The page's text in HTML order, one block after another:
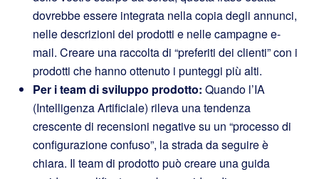
dovrebbe essere integrata nella copia degli annunci,
nelle descrizioni dei prodotti e nelle campagne e-
mail. Creare una raccolta di “preferiti dei clienti” con i
prodotti che hanno ottenuto i punteggi più alti.
Per i team di sviluppo prodotto: Quando l’IA
(Intelligenza Artificiale) rileva una tendenza
crescente di recensioni negative su un “processo di
configurazione confuso”, la strada da seguire è
chiara. Il team di prodotto può creare una guida